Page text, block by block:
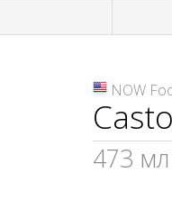
NOW
473